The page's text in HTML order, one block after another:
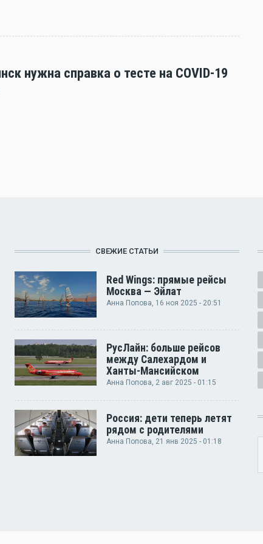
нужна справка о тесте на COVID-19
СВЕЖИЕ СТАТЬИ
Red Wings: прямые рейсы
Москва — Эйлат
Анна Попова, 16 ноя 2025 - 20:51
РусЛайн: больше рейсов
между Салехардом и
Ханты-Мансийском
Анна Попова, 2 авг 2025 - 01:15
Россия: дети теперь летят
рядом с родителями
Анна Попова, 21 янв 2025 - 01:18